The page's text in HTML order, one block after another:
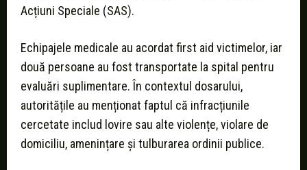
Acțiuni Speciale (SAS).
Echipajele medicale au acordat first aid victimelor, iar
două persoane au fost transportate la spital pentru
evaluări suplimentare. În contextul dosarului,
autoritățile au menționat faptul că infracțiunile
cercetate includ lovire sau alte violențe, violare de
domiciliu, amenințare și tulburarea ordinii publice.